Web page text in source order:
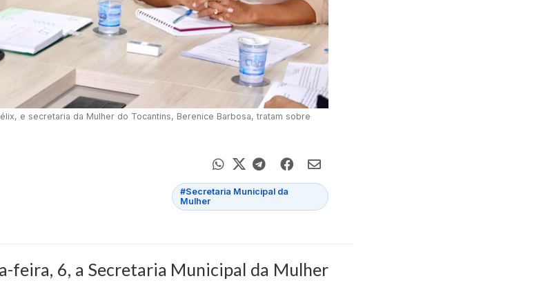
e secretaria da Mulher do Tocantins, Berenice Barbosa, tratam sobre
#Secretaria Municipal da
Mulher
feira, 6, a Secretaria Municipal da Mulher